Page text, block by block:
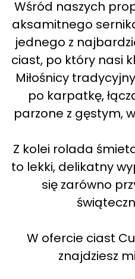
Wśród naszych
aksamitnego
jednego z
ciast, po który nasi
Miłośnicy
po karpatkę,
parzone z gęstym,
Z kolei rolada
to lekki, delikatny
się zarówno
W ofercie ciast
znajdziesz